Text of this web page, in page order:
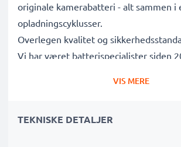
originale kamerabatteri - alt sammen i
opladningscyklusser.
Overlegen kvalitet og
Vi har været batterispecialister siden
Uundværlig i enhver fotografs
VIS MERE
TEKNISKE DETALJER